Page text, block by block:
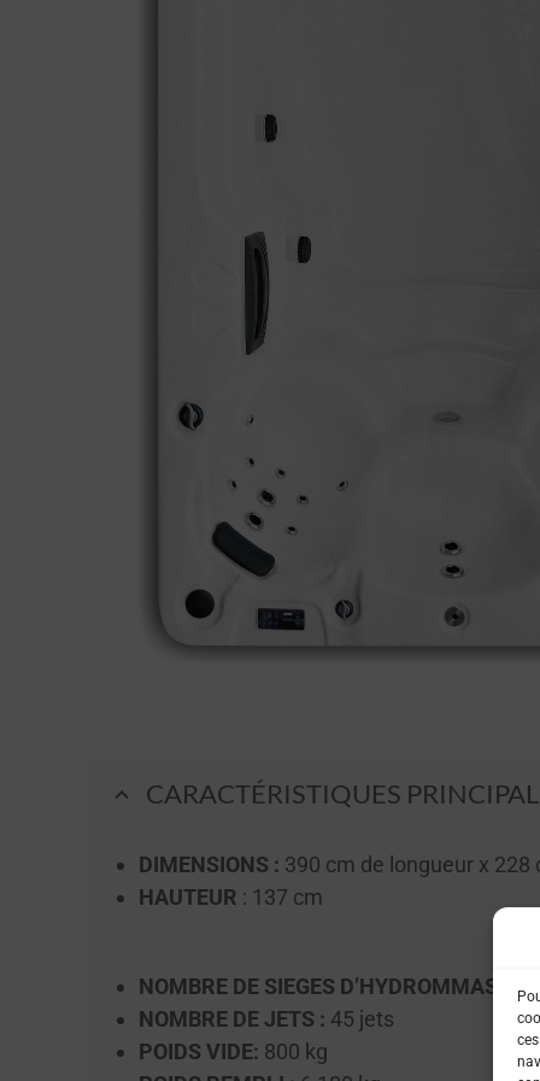
CARACTÉRISTIQUES
DIMENSIONS : 390 cm de longueur x 228
HAUTEUR : 137 cm
NOMBRE DE SIEGES
NOMBRE DE JETS : 45 jets
POIDS VIDE: 800 kg